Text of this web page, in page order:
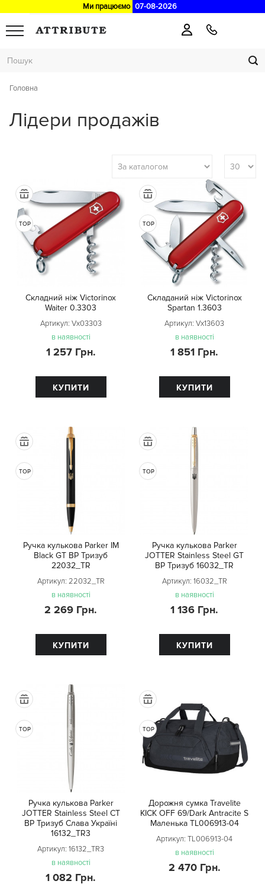
Ми працюємо 07-08-2026
Головна
Лідери продажів
TOP
Складний ніж Victorinox
Waiter 0.3303
Артикул: Vx03303
в наявності
1 257 Грн.
КУПИТИ
TOP
Складаний ніж Victorinox
Spartan 1.3603
Артикул: Vx13603
в наявності
1 851 Грн.
КУПИТИ
TOP
Ручка кулькова Parker IM
Black GT BP Тризуб
22032_TR
Артикул: 22032_TR
в наявності
2 269 Грн.
КУПИТИ
TOP
Ручка кулькова Parker
JOTTER Stainless Steel GT
BP Тризуб 16032_TR
Артикул: 16032_TR
в наявності
1 136 Грн.
КУПИТИ
TOP
Ручка кулькова Parker
JOTTER Stainless Steel CT
BP Тризуб Слава Україні
16132_TR3
Артикул: 16132_TR3
в наявності
1 082 Грн.
TOP
Дорожня сумка Travelite
KICK OFF 69/Dark Antracite S
Маленька TL006913-04
Артикул: TL006913-04
в наявності
2 470 Грн.